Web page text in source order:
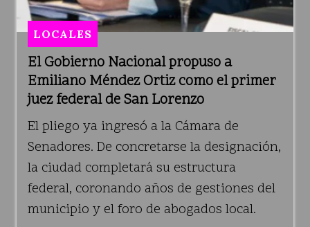
El Gobierno Nacional propuso a
Emiliano Méndez Ortiz como el primer
juez federal de San Lorenzo
LOCALES
El pliego ya ingresó a la Cámara de
Senadores. De concretarse la designación,
la ciudad completará su estructura
federal, coronando años de gestiones del
municipio y el foro de abogados local.